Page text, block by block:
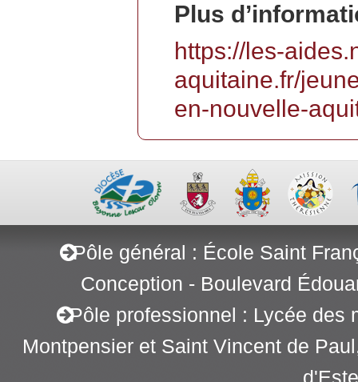
Plus
https://les-
aquitaine.fr/
en-nouvelle-
Pôle général : École Saint
Conception - Boulevard
Pôle professionnel : Lycée des
Montpensier et Saint Vincent de